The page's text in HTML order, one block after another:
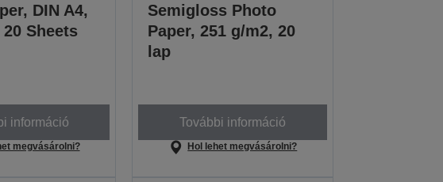
DIN A4,
Sheets
információ
megvásárolni?
Semigloss Photo
Paper, 251 g/m2, 20
lap
További információ
Hol lehet megvásárolni?